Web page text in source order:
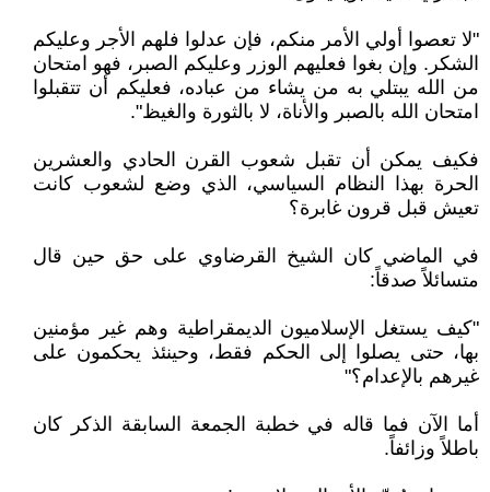
"لا تعصوا أولي الأمر منكم، فإن عدلوا فلهم الأجر وعليكم
الشكر. وإن بغوا فعليهم الوزر وعليكم الصبر، فهو امتحان
من الله يبتلي به من يشاء من عباده، فعليكم أن تتقبلوا
امتحان الله بالصبر والأناة، لا بالثورة والغيظ".
فكيف يمكن أن تقبل شعوب القرن الحادي والعشرين
الحرة بهذا النظام السياسي، الذي وضع لشعوب كانت
تعيش قبل قرون غابرة؟
في الماضي كان الشيخ القرضاوي على حق حين قال
متسائلاً صدقاً:
"كيف يستغل الإسلاميون الديمقراطية وهم غير مؤمنين
بها، حتى يصلوا إلى الحكم فقط، وحينئذ يحكمون على
غيرهم بالإعدام؟"
أما الآن فما قاله في خطبة الجمعة السابقة الذكر كان
باطلاً وزائفاً.